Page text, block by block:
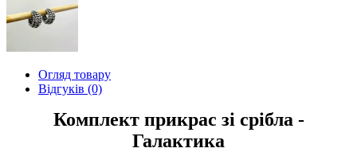
Огляд товару
Відгуків (0)
Комплект прикрас зі срібла -
Галактика